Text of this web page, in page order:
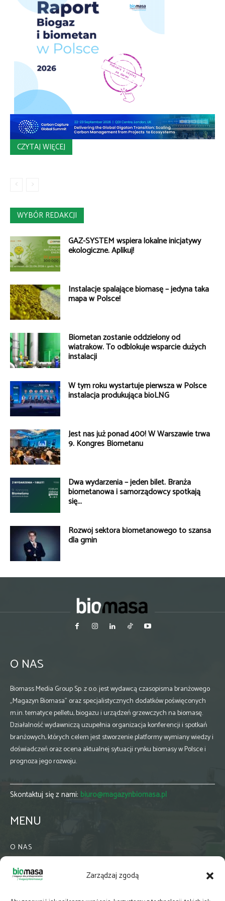
Zarządzaj zgodą
CZYTAJ WIĘCEJ
WYBÓR REDAKCJI
GAZ-SYSTEM wspiera lokalne inicjatywy
ekologiczne. Aplikuj!
Instalacje spalające biomasę – jedyna taka
mapa w Polsce!
Biometan zostanie oddzielony od
wiatraków. To odblokuje wsparcie dużych
instalacji
W tym roku wystartuje pierwsza w Polsce
instalacja produkująca bioLNG
Jest nas już ponad 400! W Warszawie trwa
9. Kongres Biometanu
Dwa wydarzenia – jeden bilet. Branża
biometanowa i samorządowcy spotkają
się...
Rozwój sektora biometanowego to szansa
dla gmin
O NAS
Biomass Media Group Sp. z o.o. jest wydawcą czasopisma branżowego
„Magazyn Biomasa” oraz specjalistycznych dodatków poświęconych
m.in. tematyce pelletu, biogazu i urządzeń grzewczych na biomasę.
Działalność wydawniczą uzupełnia organizacja konferencji i spotkań
branżowych, których celem jest stworzenie platformy wymiany wiedzy i
doświadczeń oraz ocena aktualnej sytuacji rynku biomasy w Polsce i
prognoza jego rozwoju.
Skontaktuj się z nami: biuro@magazynbiomasa.pl
MENU
O NAS
WSPÓŁPRACA